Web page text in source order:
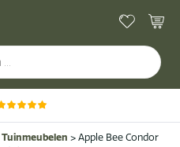
> Apple Bee Condor